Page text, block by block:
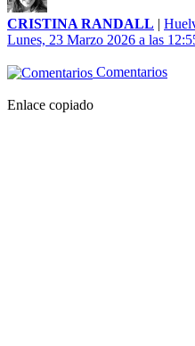
CRISTINA RANDALL |
Lunes, 23 Marzo 2026 a las
Comentarios
Enlace copiado